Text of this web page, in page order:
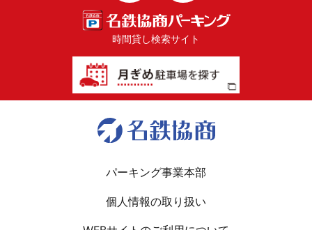
時間貸し検索サイト
パーキング事業本部
個人情報の取り扱い